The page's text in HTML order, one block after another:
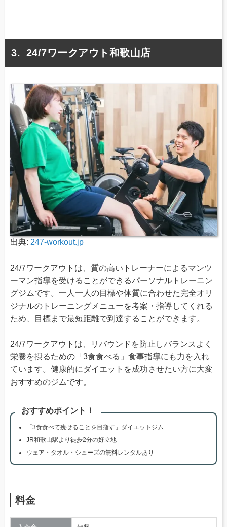
24/7ワークアウト和歌山店
出典: 247-workout.jp
24/7ワークアウトは、質の高いトレーナーによるマンツ
ーマン指導を受けることができるパーソナルトレーニン
グジムです。一人一人の目標や体質に合わせた完全オリ
ジナルのトレーニングメニューを考案・指導してくれる
ため、目標まで最短距離で到達することができます。
24/7ワークアウトは、リバウンドを防止しバランスよく
栄養を摂るための「3食食べる」食事指導にも力を入れ
ています。健康的にダイエットを成功させたい方に大変
おすすめのジムです。
おすすめポイント！
「3食食べて痩せることを目指す」ダイエットジム
JR和歌山駅より徒歩2分の好立地
ウェア・タオル・シューズの無料レンタルあり
料金